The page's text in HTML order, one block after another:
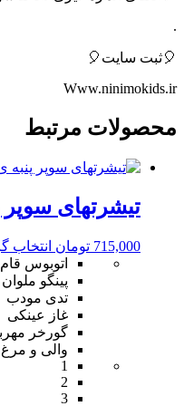
.
🎈ثبت سایت🎈
Www.ninimokids.ir
محصولات مرتبط
تیشرتهای سوپر
715,000 تومان انتخاب
اتوبوس
پینگو ملوان
تدی مودب
غاز عینکی
گورخر
والی و مرغ
1
2
3